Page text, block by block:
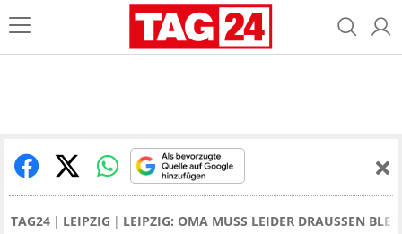
TAG24 LEIPZIG LEIPZIG: OMA MUSS LEIDER DRAUSSEN